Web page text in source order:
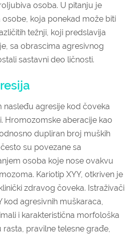
osoba. U pitanju je
koja ponekad može biti
težnji, koji predslavija
sa obrascima agresivnog
sastavni deo ličnosti.
nasleđu agresije kod čoveka
Hromozomske aberacije kao
dupliran broj muških
su povezane sa
osoba koje nose ovakvu
Kariotip XYY, otkriven je
zdravog čoveka. Istraživači
kod agresivnih muškaraca,
i karakteristična morfološka
rasta, pravilne telesne građe,